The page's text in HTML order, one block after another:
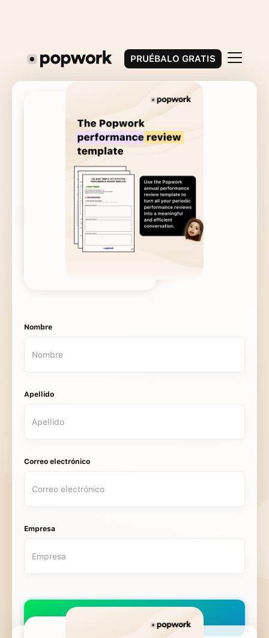
PRUÉBALO GRATIS
Nombre
Apellido
Correo electrónico
Empresa